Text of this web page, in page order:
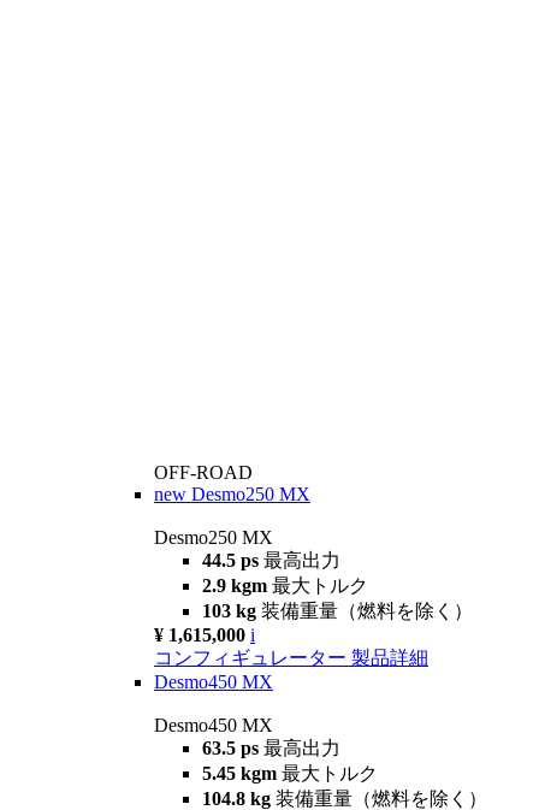
OFF-ROAD
new Desmo250 MX
Desmo250 MX
44.5 ps 最高出力
2.9 kgm 最大トルク
103 kg 装備重量（燃料を除く）
¥ 1,615,000 i
コンフィギュレーター 製品詳細
Desmo450 MX
Desmo450 MX
63.5 ps 最高出力
5.45 kgm 最大トルク
104.8 kg 装備重量（燃料を除く）